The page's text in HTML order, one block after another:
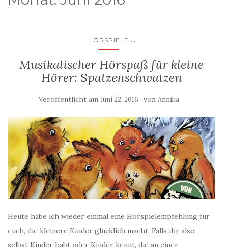
HÖRSPIELE ...
Musikalischer Hörspaß für kleine
Hörer: Spatzenschwatzen
Veröffentlicht am Juni 22, 2016 von Annika
Heute habe ich wieder einmal eine Hörspielempfehlung für
euch, die kleinere Kinder glücklich macht. Falls ihr also
selbst Kinder habt oder Kinder kennt, die an einer